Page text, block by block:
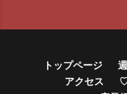
トップページ
アクセス